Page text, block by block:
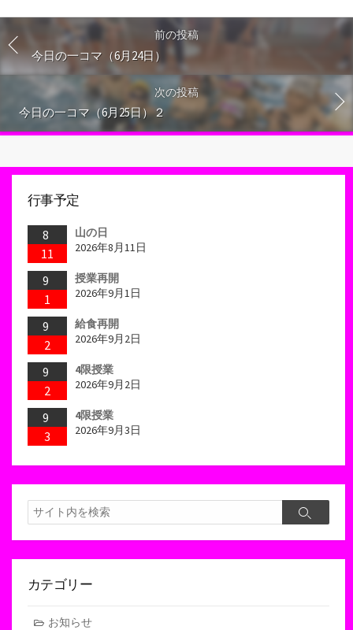
前の投稿
今日の一コマ（6月24日）
次の投稿
今日の一コマ（6月25日）２
行事予定
8
11
山の日
2026年8月11日
9
1
授業再開
2026年9月1日
9
2
給食再開
2026年9月2日
9
2
4限授業
2026年9月2日
9
3
4限授業
2026年9月3日
検
索
検
カテゴリー
お知らせ